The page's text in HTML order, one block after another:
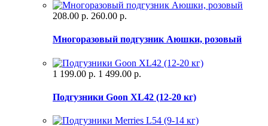
208.00 р. 260.00 р.
Многоразовый подгузник Аюшки, розовый
1 199.00 р. 1 499.00 р.
Подгузники Goon XL42 (12-20 кг)